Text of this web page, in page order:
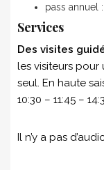
pass annuel
Services
Des visites
les visiteurs pour
seul. En haute
10:30 – 11:45 –
Il n’y a pas